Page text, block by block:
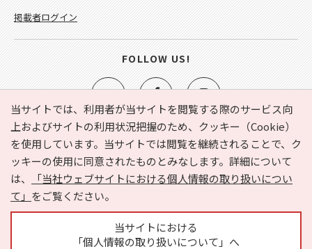
当サイトでは、利用者が当サイトを閲覧する際のサービス向
上およびサイトの利用状況把握のため、クッキー（Cookie）
を使用しています。当サイトでは閲覧を継続されることで、ク
ッキーの使用に同意されたものとみなします。詳細について
は、
「当社ウェブサイトにおける個人情報の取り扱いについ
て」 をご覧ください。
当サイトにおける
「個人情報の取り扱いについて」へ
e-NAVITA（イーナビタ）とは？ お気に入り
ヘルプ
利用規約
個人情報の取り扱いについて
運営会社
サイトマップ
広告掲載に関するお問い合わせ
掲載者ログイン
FOLLOW US!